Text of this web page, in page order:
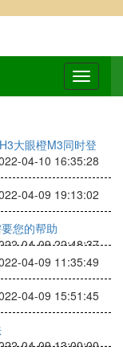
大眼橙M3同时登
04-10 16:35:28
04-09 19:13:02
您的帮助
04-09 22:48:37
04-09 11:35:49
04-09 15:51:45
04-09 13:00:00